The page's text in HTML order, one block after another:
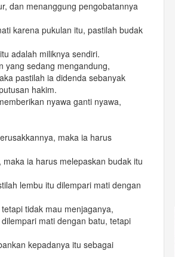
dan menanggung pengobatannya
karena pukulan itu, pastilah budak
adalah miliknya sendiri.
yang sedang mengandung,
pastilah ia didenda sebanyak
hakim.
nyawa ganti nyawa,
maka ia harus
ia harus melepaskan budak itu
lembu itu dilempari mati dengan
tidak mau menjaganya,
mati dengan batu, tetapi
kepadanya itu sebagai